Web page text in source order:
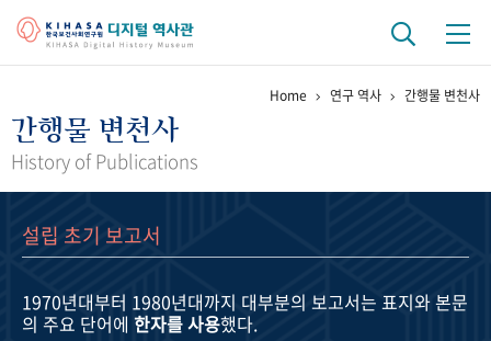
걸어온 길 기관 변천사
정책과 연구 키워드로 보는 연구 역사
연구자들
Home 연구 역사 간행물 변천사
간행물 변천사
History of Publications
설립 초기 보고서
1970년대부터 1980년대까지 대부분의 보고서는 표지와 본문
의 주요 단어에 한자를 사용했다.